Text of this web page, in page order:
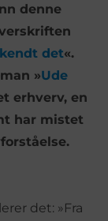
denne
det«.
»Ude
erhverv, en
har mistet
det: »Fra